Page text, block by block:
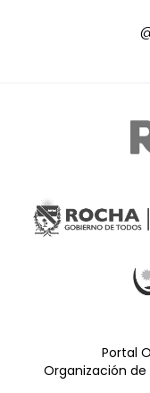
Portal
Organización